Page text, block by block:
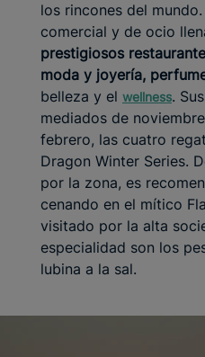
los rincones del
comercial y de ocio
prestigiosos
moda y joyería,
belleza y el wellness.
mediados de
febrero, las cuatro
Dragon Winter Series.
por la zona, es
cenando en el mítico
visitado por la alta
especialidad son los
lubina a la sal.